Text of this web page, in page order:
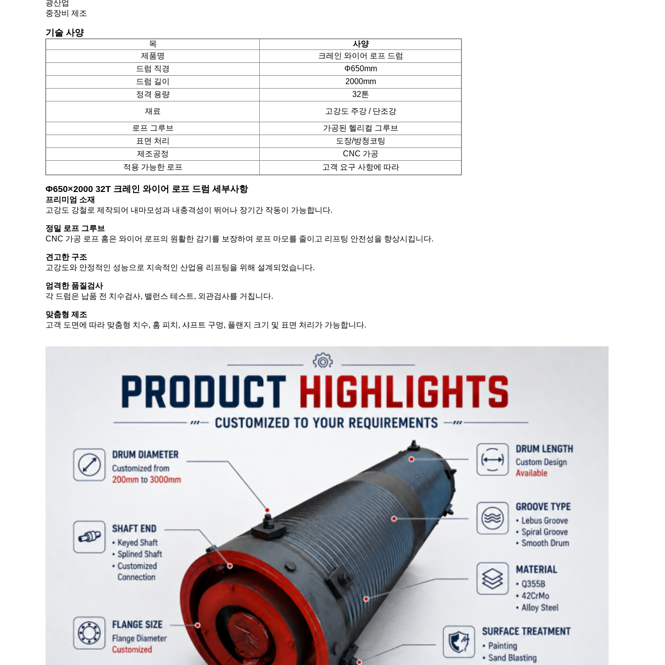
광산업
중장비 제조
기술 사양
목
사양
제품명
크레인 와이어 로프 드럼
드럼 직경
Φ650mm
드럼 길이
2000mm
정격 용량
32톤
재료
고강도 주강 / 단조강
로프 그루브
가공된 헬리컬 그루브
표면 처리
도장/방청코팅
제조공정
CNC 가공
적용 가능한 로프
고객 요구 사항에 따라
Φ650×2000 32T 크레인 와이어 로프 드럼 세부사항
프리미엄 소재
고강도 강철로 제작되어 내마모성과 내충격성이 뛰어나 장기간 작동이 가능합니다.
정밀 로프 그루브
CNC 가공 로프 홈은 와이어 로프의 원활한 감기를 보장하여 로프 마모를 줄이고 리프팅 안전성을 향상시킵니다.
견고한 구조
고강도와 안정적인 성능으로 지속적인 산업용 리프팅을 위해 설계되었습니다.
엄격한 품질검사
각 드럼은 납품 전 치수검사, 밸런스 테스트, 외관검사를 거칩니다.
맞춤형 제조
고객 도면에 따라 맞춤형 치수, 홈 피치, 샤프트 구멍, 플랜지 크기 및 표면 처리가 가능합니다.